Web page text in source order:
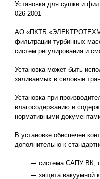
Установка для сушки и
026-2001
АО «ПКТБ
фильтрации турбинных
систем регулирования и
Установка может быть
заливаемых в силовые
Установка при
влагосодержанию и
нормативными
В установке обеспечен
дополнительно к
система САПУ ВК,
защита вакуумной